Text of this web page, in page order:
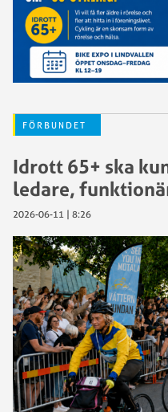
FÖRBUNDET
Idrott 65+ ska
ledare,
2026-06-11 | 8:26